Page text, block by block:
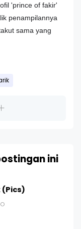
'prince of fakir'
penampilannya
sama yang
ini
(Pics)